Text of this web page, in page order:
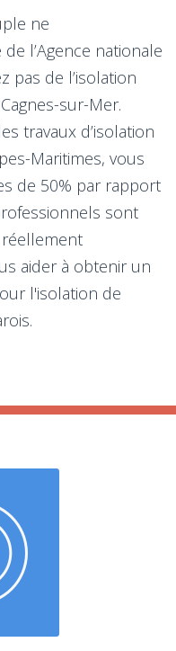
ne
l’Agence nationale
pas de l’isolation
sur-Mer.
travaux d’isolation
Maritimes, vous
de 50% par rapport
sont
aider à obtenir un
l'isolation de